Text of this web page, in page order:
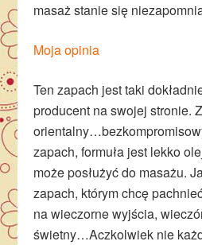
masaż stanie się
Moja opinia
Ten zapach jest taki
producent na swojej stronie.
zapach, formuła jest lekko
może posłużyć do masażu.
zapach, którym chcę
na wieczorne wyjścia,
świetny…Aczkolwiek nie